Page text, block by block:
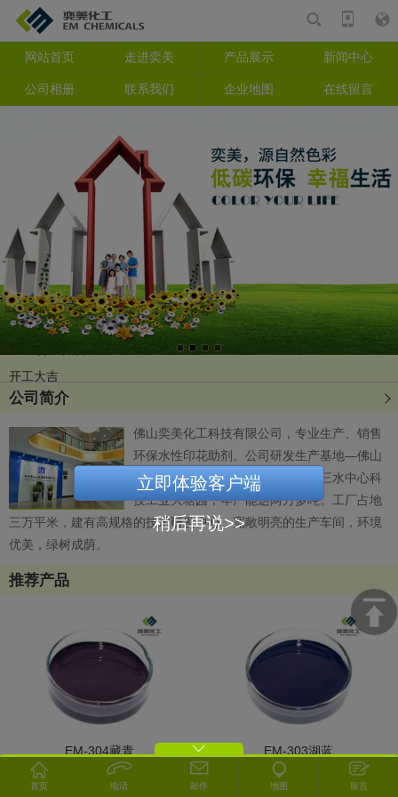
网站首页 走进奕美 产品展示 新闻中心
公司相册 联系我们 企业地图 在线留言
复工复产会议
2026开工大吉
开工大吉
2024迎新年会回顾
2023年中国国际涂料展览会圆满结束
公司简介
佛山奕美化工科技有限公司，专业生产、销售
环保水性印花助剂。公司研发生产基地—佛山
市三水大唐树脂有限公司，座落于三水中心科
技工业大塘园，年产能达两万多吨。工厂占地
三万平米，建有高规格的技术研发中心，宽敞明亮的生产车间，环境
优美，绿树成荫。
推荐产品
EM-304藏青 EM-303湖蓝
产品 相册 资讯
搜索
首页 电话 邮件 地图 留言
立即体验客户端
稍后再说>>